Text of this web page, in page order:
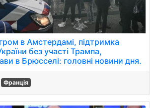
в Амстердамі, підтримка
без участі Трампа,
в Брюсселі: головні новини дня.
Франція